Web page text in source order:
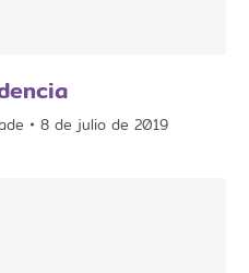
8 de julio de 2019